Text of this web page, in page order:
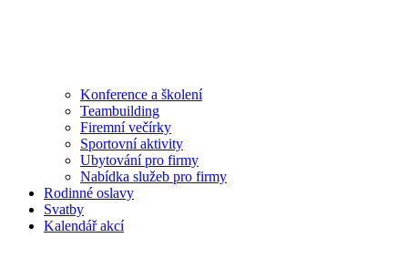
Konference a školení
Teambuilding
Firemní večírky
Sportovní aktivity
Ubytování pro firmy
Nabídka služeb pro firmy
Rodinné oslavy
Svatby
Kalendář akcí